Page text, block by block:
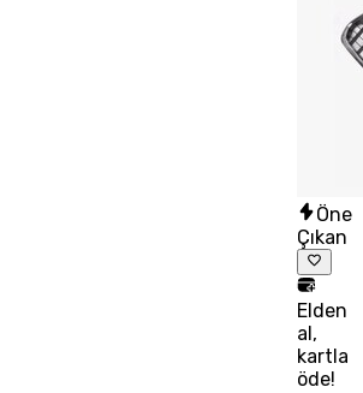
Öne
Çıkan
Elden
al,
kartla
öde!